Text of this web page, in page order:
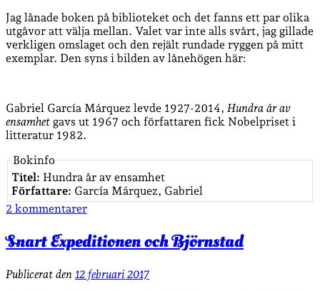
Jag lånade boken på biblioteket och det fanns ett par olika
utgåvor att välja mellan. Valet var inte alls svårt, jag gillade
verkligen omslaget och den rejält rundade ryggen på mitt
exemplar. Den syns i bilden av lånehögen här:
Gabriel García Márquez levde 1927-2014, Hundra år av
ensamhet gavs ut 1967 och författaren fick Nobelpriset i
litteratur 1982.
Bokinfo
Titel: Hundra år av ensamhet
Författare: García Márquez, Gabriel
2 kommentarer
Snart Expeditionen och Björnstad
Publicerat den 12 februari 2017